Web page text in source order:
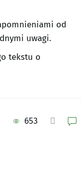
od
uwagi.
tekstu o
653